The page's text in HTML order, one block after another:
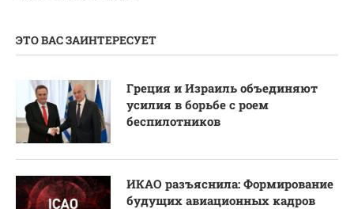
ЭТО ВАС ЗАИНТЕРЕСУЕТ
Греция и Израиль объединяют
усилия в борьбе с роем
беспилотников
ИКАО разъяснила: Формирование
будущих авиационных кадров